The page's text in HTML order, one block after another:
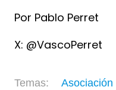
Por Pablo Perret
X: @VascoPerret